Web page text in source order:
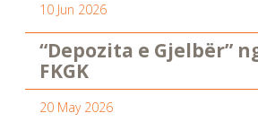
10 Jun 2026
“Depozita e Gjelbër”
FKGK
20 May 2026